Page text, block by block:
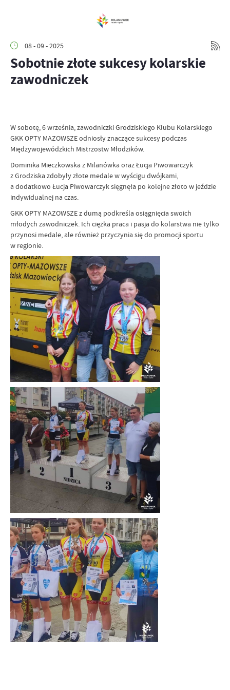
08 - 09 - 2025
Sobotnie złote sukcesy kolarskie
zawodniczek
W sobotę, 6 września, zawodniczki Grodziskiego Klubu Kolarskiego
GKK OPTY MAZOWSZE odniosły znaczące sukcesy podczas
Międzywojewódzkich Mistrzostw Młodzików.
Dominika Mieczkowska z Milanówka oraz Łucja Piwowarczyk
z Grodziska zdobyły złote medale w wyścigu dwójkami,
a dodatkowo Łucja Piwowarczyk sięgnęła po kolejne złoto w jeździe
indywidualnej na czas.
GKK OPTY MAZOWSZE z dumą podkreśla osiągnięcia swoich
młodych zawodniczek. Ich ciężka praca i pasja do kolarstwa nie tylko
przynosi medale, ale również przyczynia się do promocji sportu
w regionie.